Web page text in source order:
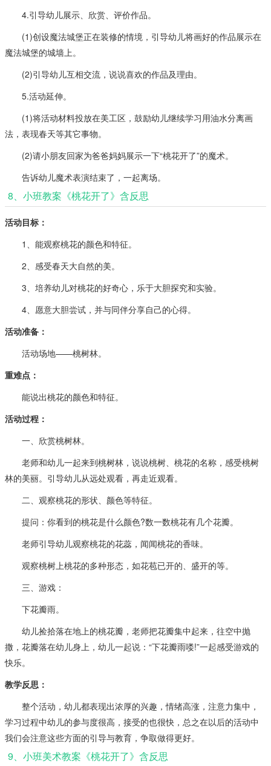
4.引导幼儿展示、欣赏、评价作品。
(1)创设魔法城堡正在装修的情境，引导幼儿将画好的作品展示在
魔法城堡的城墙上。
(2)引导幼儿互相交流，说说喜欢的作品及理由。
5.活动延伸。
(1)将活动材料投放在美工区，鼓励幼儿继续学习用油水分离画
法，表现春天等其它事物。
(2)请小朋友回家为爸爸妈妈展示一下“桃花开了”的魔术。
告诉幼儿魔术表演结束了，一起离场。
8、小班教案《桃花开了》含反思
活动目标：
1、能观察桃花的颜色和特征。
2、感受春天大自然的美。
3、培养幼儿对桃花的好奇心，乐于大胆探究和实验。
4、愿意大胆尝试，并与同伴分享自己的心得。
活动准备：
活动场地——桃树林。
重难点：
能说出桃花的颜色和特征。
活动过程：
一、欣赏桃树林。
老师和幼儿一起来到桃树林，说说桃树、桃花的名称，感受桃树
林的美丽。引导幼儿从远处观看，再走近观看。
二、观察桃花的形状、颜色等特征。
提问：你看到的桃花是什么颜色?数一数桃花有几个花瓣。
老师引导幼儿观察桃花的花蕊，闻闻桃花的香味。
观察桃树上桃花的多种形态，如花苞已开的、盛开的等。
三、游戏：
下花瓣雨。
幼儿捡拾落在地上的桃花瓣，老师把花瓣集中起来，往空中抛
撒，花瓣落在幼儿身上，幼儿一起说：“下花瓣雨喽!”一起感受游戏的
快乐。
教学反思：
整个活动，幼儿都表现出浓厚的兴趣，情绪高涨，注意力集中，
学习过程中幼儿的参与度很高，接受的也很快，总之在以后的活动中
我们会注意这些方面的引导与教育，争取做得更好。
9、小班美术教案《桃花开了》含反思